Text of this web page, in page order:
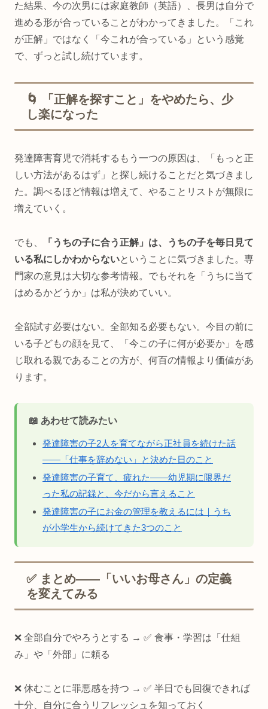
た結果、今の次男には家庭教師（英語）、長男は自分で
進める形が合っていることがわかってきました。「これ
が正解」ではなく「今これが合っている」という感覚
で、ずっと試し続けています。
🌀 「正解を探すこと」をやめたら、少
し楽になった
発達障害育児で消耗するもう一つの原因は、「もっと正
しい方法があるはず」と探し続けることだと気づきまし
た。調べるほど情報は増えて、やることリストが無限に
増えていく。
でも、
「うちの子に合う正解」は、うちの子を毎日見て
いる私にしかわからないということに気づきました。専
門家の意見は大切な参考情報。でもそれを「うちに当て
はめるかどうか」は私が決めていい。
全部試す必要はない。全部知る必要もない。今目の前に
いる子どもの顔を見て、「今この子に何が必要か」を感
じ取れる親であることの方が、何百の情報より価値があ
ります。
📖 あわせて読みたい
発達障害の子2人を育てながら正社員を続けた話
——「仕事を辞めない」と決めた日のこと
発達障害の子育て、疲れた——幼児期に限界だ
った私の記録と、今だから言えること
発達障害の子にお金の管理を教えるには｜うち
が小学生から続けてきた3つのこと
✅ まとめ——「いいお母さん」の定義
を変えてみる
❌ 全部自分でやろうとする → ✅ 食事・学習は「仕組
み」や「外部」に頼る
❌ 休むことに罪悪感を持つ → ✅ 半日でも回復できれば
十分、自分に合うリフレッシュを知っておく